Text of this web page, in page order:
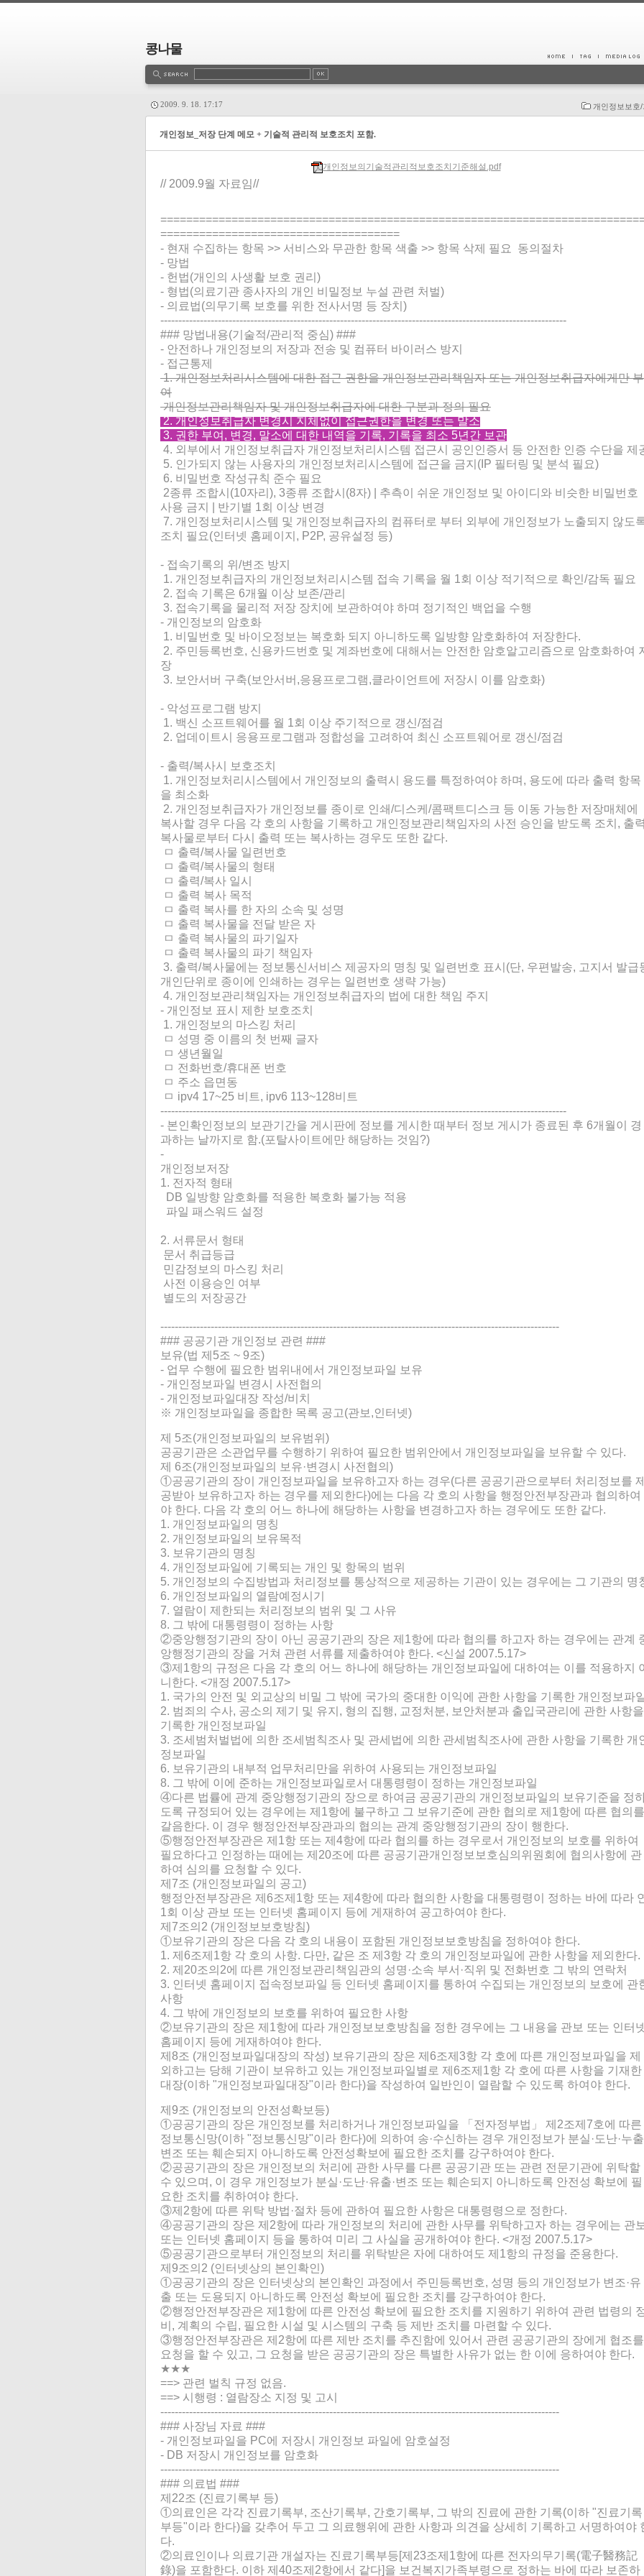
콩나물
개인정보보호
2009. 9. 18. 17:17
개인정보_저장 단계 메모 + 기술적 관리적 보호조치 포함.
개인정보의기술적관리적보호조치기준해설.pdf
// 2009.9월 자료임//
=====================================
- 현재 수집하는 항목 >> 서비스와 무관한 항목 색출 >> 항목 삭제 필요 동의절차
- 망법
- 헌법(개인의 사생활 보호 권리)
- 형법(의료기관 종사자의 개인 비밀정보 누설 관련 처벌)
- 의료법(의무기록 보호를 위한 전사서명 등 장치)
-----------------------------------------------------------------------------------------------------------------
### 망법내용(기술적/관리적 중심) ###
- 안전하나 개인정보의 저장과 전송 및 컴퓨터 바이러스 방지
- 접근통제
1. 개인정보처리시스템에 대한 접근 권한을 개인정보관리책임자 또는 개인정보취급자에게만 부
여
개인정보관리책임자 및 개인정보취급자에 대한 구분과 정의 필요
2. 개인정보취급자 변경시 지체없이 접근권한을 변경 또는 말소
3. 권한 부여, 변경, 말소에 대한 내역을 기록, 기록을 최소 5년간 보관
4. 외부에서 개인정보취급자 개인정보처리시스템 접근시 공인인증서 등 안전한 인증 수단을 제
5. 인가되지 않는 사용자의 개인정보처리시스템에 접근을 금지(IP 필터링 및 분석 필요)
6. 비밀번호 작성규칙 준수 필요
2종류 조합시(10자리), 3종류 조합시(8자) | 추측이 쉬운 개인정보 및 아이디와 비슷한 비밀번호
사용 금지 | 반기별 1회 이상 변경
7. 개인정보처리시스템 및 개인정보취급자의 컴퓨터로 부터 외부에 개인정보가 노출되지 않도
조치 필요(인터넷 홈페이지, P2P, 공유설정 등)
- 접속기록의 위/변조 방지
1. 개인정보취급자의 개인정보처리시스템 접속 기록을 월 1회 이상 적기적으로 확인/감독 필요
2. 접속 기록은 6개월 이상 보존/관리
3. 접속기록을 물리적 저장 장치에 보관하여야 하며 정기적인 백업을 수행
- 개인정보의 암호화
1. 비밀번호 및 바이오정보는 복호화 되지 아니하도록 일방향 암호화하여 저장한다.
2. 주민등록번호, 신용카드번호 및 계좌번호에 대해서는 안전한 암호알고리즘으로 암호화하여
장
3. 보안서버 구축(보안서버,응용프로그램,클라이언트에 저장시 이를 암호화)
- 악성프로그램 방지
1. 백신 소프트웨어를 월 1회 이상 주기적으로 갱신/점검
2. 업데이트시 응용프로그램과 정합성을 고려하여 최신 소프트웨어로 갱신/점검
- 출력/복사시 보호조치
1. 개인정보처리시스템에서 개인정보의 출력시 용도를 특정하여야 하며, 용도에 따라 출력 항목
을 최소화
2. 개인정보취급자가 개인정보를 종이로 인쇄/디스케/콤팩트디스크 등 이동 가능한 저장매체에
복사할 경우 다음 각 호의 사항을 기록하고 개인정보관리책임자의 사전 승인을 받도록 조치, 출
복사물로부터 다시 출력 또는 복사하는 경우도 또한 같다.
ㅁ 출력/복사물 일련번호
ㅁ 출력/복사물의 형태
ㅁ 출력/복사 일시
ㅁ 출력 복사 목적
ㅁ 출력 복사를 한 자의 소속 및 성명
ㅁ 출력 복사물을 전달 받은 자
ㅁ 출력 복사물의 파기일자
ㅁ 출력 복사물의 파기 책임자
3. 출력/복사물에는 정보통신서비스 제공자의 명칭 및 일련번호 표시(단, 우편발송, 고지서 발급
개인단위로 종이에 인쇄하는 경우는 일련번호 생략 가능)
4. 개인정보관리책임자는 개인정보취급자의 법에 대한 책임 주지
- 개인정보 표시 제한 보호조치
1. 개인정보의 마스킹 처리
ㅁ 성명 중 이름의 첫 번째 글자
ㅁ 생년월일
ㅁ 전화번호/휴대폰 번호
ㅁ 주소 읍면동
ㅁ ipv4 17~25 비트, ipv6 113~128비트
-----------------------------------------------------------------------------------------------------------------
- 본인확인정보의 보관기간을 게시판에 정보를 게시한 때부터 정보 게시가 종료된 후 6개월이 경
과하는 날까지로 함.(포탈사이트에만 해당하는 것임?)
-
개인정보저장
1. 전자적 형태
DB 일방향 암호화를 적용한 복호화 불가능 적용
파일 패스워드 설정
2. 서류문서 형태
문서 취급등급
민감정보의 마스킹 처리
사전 이용승인 여부
별도의 저장공간
---------------------------------------------------------------------------------------------------------------
### 공공기관 개인정보 관련 ###
보유(법 제5조 ~ 9조)
- 업무 수행에 필요한 범위내에서 개인정보파일 보유
- 개인정보파일 변경시 사전협의
- 개인정보파일대장 작성/비치
※ 개인정보파일을 종합한 목록 공고(관보,인터넷)
제 5조(개인정보파일의 보유범위)
공공기관은 소관업무를 수행하기 위하여 필요한 범위안에서 개인정보파일을 보유할 수 있다.
제 6조(개인정보파일의 보유·변경시 사전협의)
①공공기관의 장이 개인정보파일을 보유하고자 하는 경우(다른 공공기관으로부터 처리정보를
공받아 보유하고자 하는 경우를 제외한다)에는 다음 각 호의 사항을 행정안전부장관과 협의하여
야 한다. 다음 각 호의 어느 하나에 해당하는 사항을 변경하고자 하는 경우에도 또한 같다.
1. 개인정보파일의 명칭
2. 개인정보파일의 보유목적
3. 보유기관의 명칭
4. 개인정보파일에 기록되는 개인 및 항목의 범위
5. 개인정보의 수집방법과 처리정보를 통상적으로 제공하는 기관이 있는 경우에는 그 기관의 명
6. 개인정보파일의 열람예정시기
7. 열람이 제한되는 처리정보의 범위 및 그 사유
8. 그 밖에 대통령령이 정하는 사항
②중앙행정기관의 장이 아닌 공공기관의 장은 제1항에 따라 협의를 하고자 하는 경우에는 관계
앙행정기관의 장을 거쳐 관련 서류를 제출하여야 한다. <신설 2007.5.17>
③제1항의 규정은 다음 각 호의 어느 하나에 해당하는 개인정보파일에 대하여는 이를 적용하지
니한다. <개정 2007.5.17>
1. 국가의 안전 및 외교상의 비밀 그 밖에 국가의 중대한 이익에 관한 사항을 기록한 개인정보파
2. 범죄의 수사, 공소의 제기 및 유지, 형의 집행, 교정처분, 보안처분과 출입국관리에 관한 사항을
기록한 개인정보파일
3. 조세범처벌법에 의한 조세범칙조사 및 관세법에 의한 관세범칙조사에 관한 사항을 기록한 개
정보파일
6. 보유기관의 내부적 업무처리만을 위하여 사용되는 개인정보파일
8. 그 밖에 이에 준하는 개인정보파일로서 대통령령이 정하는 개인정보파일
④다른 법률에 관계 중앙행정기관의 장으로 하여금 공공기관의 개인정보파일의 보유기준을 정
도록 규정되어 있는 경우에는 제1항에 불구하고 그 보유기준에 관한 협의로 제1항에 따른 협의를
갈음한다. 이 경우 행정안전부장관과의 협의는 관계 중앙행정기관의 장이 행한다.
⑤행정안전부장관은 제1항 또는 제4항에 따라 협의를 하는 경우로서 개인정보의 보호를 위하여
필요하다고 인정하는 때에는 제20조에 따른 공공기관개인정보보호심의위원회에 협의사항에 관
하여 심의를 요청할 수 있다.
제7조 (개인정보파일의 공고)
행정안전부장관은 제6조제1항 또는 제4항에 따라 협의한 사항을 대통령령이 정하는 바에 따라
1회 이상 관보 또는 인터넷 홈페이지 등에 게재하여 공고하여야 한다.
제7조의2 (개인정보보호방침)
①보유기관의 장은 다음 각 호의 내용이 포함된 개인정보보호방침을 정하여야 한다.
1. 제6조제1항 각 호의 사항. 다만, 같은 조 제3항 각 호의 개인정보파일에 관한 사항을 제외한다.
2. 제20조의2에 따른 개인정보관리책임관의 성명·소속 부서·직위 및 전화번호 그 밖의 연락처
3. 인터넷 홈페이지 접속정보파일 등 인터넷 홈페이지를 통하여 수집되는 개인정보의 보호에 관
사항
4. 그 밖에 개인정보의 보호를 위하여 필요한 사항
②보유기관의 장은 제1항에 따라 개인정보보호방침을 정한 경우에는 그 내용을 관보 또는 인터
홈페이지 등에 게재하여야 한다.
제8조 (개인정보파일대장의 작성) 보유기관의 장은 제6조제3항 각 호에 따른 개인정보파일을 제
외하고는 당해 기관이 보유하고 있는 개인정보파일별로 제6조제1항 각 호에 따른 사항을 기재한
대장(이하 "개인정보파일대장"이라 한다)을 작성하여 일반인이 열람할 수 있도록 하여야 한다.
제9조 (개인정보의 안전성확보등)
①공공기관의 장은 개인정보를 처리하거나 개인정보파일을 「전자정부법」 제2조제7호에 따른
정보통신망(이하 "정보통신망"이라 한다)에 의하여 송·수신하는 경우 개인정보가 분실·도난·누출
변조 또는 훼손되지 아니하도록 안전성확보에 필요한 조치를 강구하여야 한다.
②공공기관의 장은 개인정보의 처리에 관한 사무를 다른 공공기관 또는 관련 전문기관에 위탁할
수 있으며, 이 경우 개인정보가 분실·도난·유출·변조 또는 훼손되지 아니하도록 안전성 확보에 필
요한 조치를 취하여야 한다.
③제2항에 따른 위탁 방법·절차 등에 관하여 필요한 사항은 대통령령으로 정한다.
④공공기관의 장은 제2항에 따라 개인정보의 처리에 관한 사무를 위탁하고자 하는 경우에는 관
또는 인터넷 홈페이지 등을 통하여 미리 그 사실을 공개하여야 한다. <개정 2007.5.17>
⑤공공기관으로부터 개인정보의 처리를 위탁받은 자에 대하여도 제1항의 규정을 준용한다.
제9조의2 (인터넷상의 본인확인)
①공공기관의 장은 인터넷상의 본인확인 과정에서 주민등록번호, 성명 등의 개인정보가 변조·유
출 또는 도용되지 아니하도록 안전성 확보에 필요한 조치를 강구하여야 한다.
②행정안전부장관은 제1항에 따른 안전성 확보에 필요한 조치를 지원하기 위하여 관련 법령의
비, 계획의 수립, 필요한 시설 및 시스템의 구축 등 제반 조치를 마련할 수 있다.
③행정안전부장관은 제2항에 따른 제반 조치를 추진함에 있어서 관련 공공기관의 장에게 협조를
요청을 할 수 있고, 그 요청을 받은 공공기관의 장은 특별한 사유가 없는 한 이에 응하여야 한다.
★★★
==> 관련 벌칙 규정 없음.
==> 시행령 : 열람장소 지정 및 고시
---------------------------------------------------------------------------------------------------------------
### 사장님 자료 ###
- 개인정보파일을 PC에 저장시 개인정보 파일에 암호설정
- DB 저장시 개인정보를 암호화
---------------------------------------------------------------------------------------------------------------
### 의료법 ###
제22조 (진료기록부 등)
①의료인은 각각 진료기록부, 조산기록부, 간호기록부, 그 밖의 진료에 관한 기록(이하 "진료기록
부등"이라 한다)을 갖추어 두고 그 의료행위에 관한 사항과 의견을 상세히 기록하고 서명하여야
다.
②의료인이나 의료기관 개설자는 진료기록부등[제23조제1항에 따른 전자의무기록(電子醫務記
錄)을 포함한다. 이하 제40조제2항에서 같다]을 보건복지가족부령으로 정하는 바에 따라 보존하